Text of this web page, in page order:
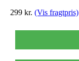
299 kr. (Vis fragtpris)